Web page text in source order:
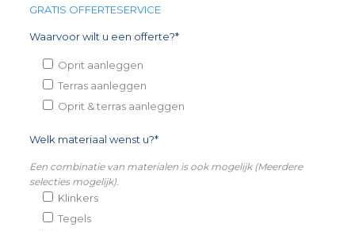
GRATIS OFFERTESERVICE
Waarvoor wilt u een offerte?*
Oprit aanleggen
Terras aanleggen
Oprit & terras aanleggen
Welk materiaal wenst u?*
Een combinatie van materialen is ook mogelijk (Meerdere
selecties mogelijk).
Klinkers
Tegels